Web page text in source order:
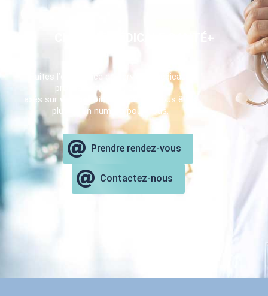
É+
Faites l’expérience de services médicaux
professionnels et complets
axés survos besoins
. Parce que vous êtes
plus qu’un numéro pour nous.
Prendre rendez-vous
Contactez-nous